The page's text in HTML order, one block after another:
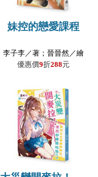
妹控的戀愛課程
李子李／著；晉晉然／繪
優惠價9折288元